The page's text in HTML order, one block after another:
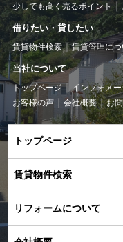
少しでも高く売るポイント
借りたい・貸したい
賃貸物件検索 賃貸管理に
当社について
トップページ インフォメ
お客様の声
会社概要 お
トップページ
賃貸物件検索
リフォームについて